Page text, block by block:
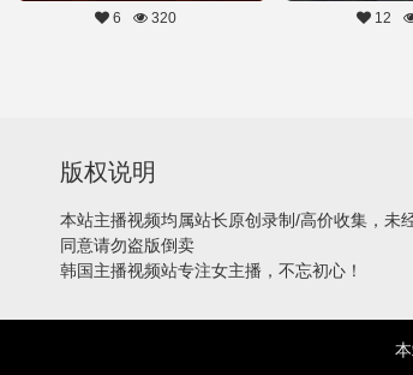
6 320 12
版权说明
本站主播视频均属站长原创录制/高价收集，未
同意请勿盗版倒卖
韩国主播视频站专注女主播，不忘初心！